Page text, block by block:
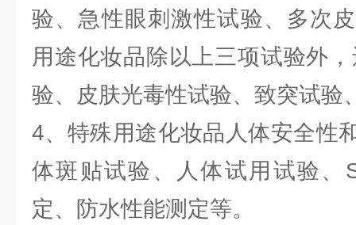
验、急性眼刺激性试验、多次
用途化妆品除以上三项试验外
验、皮肤光毒性试验、致突试验
4、特殊用途化妆品人体安全性
体斑贴试验、人体试用试验、
定、防水性能测定等。